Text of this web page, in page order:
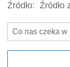
Źródło: Źródło
Co nas czeka w